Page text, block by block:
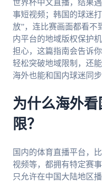
世界杯中文直播，结果
事短视频；韩国的球迷
放”，连比赛画面都看不
内平台的地域版权保护
担心，这篇指南会告诉
轻松突破地域限制，还
海外也能和国内球迷同
为什么海外
限？
国内的体育直播平台，
视频等，都拥有特定赛
只允许在中国大陆地区